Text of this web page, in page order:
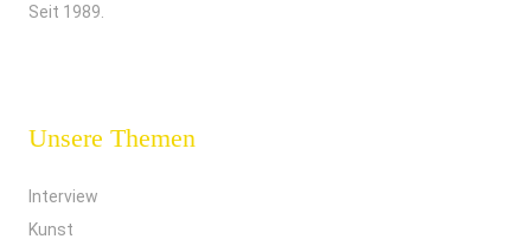
Seit 1989.
Unsere Themen
Interview
Kunst